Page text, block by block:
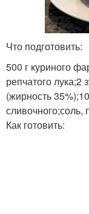
Что подготовить:
500 г куриного
репчатого лука;2
(жирность
сливочного;соль,
Как готовить: